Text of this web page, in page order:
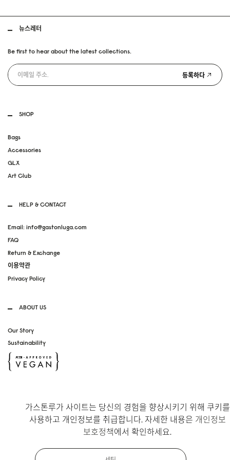
SHOP
Bags
Accessories
GLX
Art Club
HELP & CONTACT
Email: info@gastonluga.com
FAQ
Return & Exchange
이용약관
Privacy Policy
ABOUT US
Our Story
Sustainability
Instagram
뉴스레터
Be first to hear about the latest collections.
등록하다
Copyright Gaston Luga AB. All Rights Reserved.
가스톤루가 사이트는 당신의 경험을 향상시키기 위해 쿠키를
사용하고 개인정보를 취급합니다. 자세한 내용은 개인정보
보호정책에서 확인하세요.